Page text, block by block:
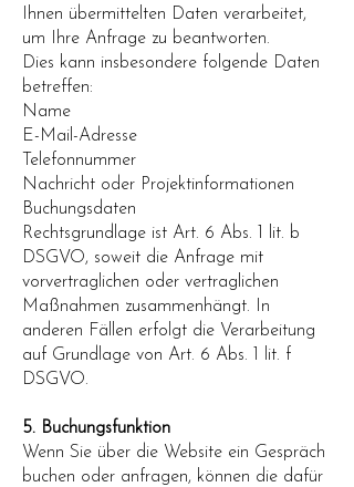
Ihnen übermittelten Daten verarbeitet,
um Ihre Anfrage zu beantworten.
Dies kann insbesondere folgende Daten
betreffen:
Name
E-Mail-Adresse
Telefonnummer
Nachricht oder Projektinformationen
Buchungsdaten
Rechtsgrundlage ist Art. 6 Abs. 1 lit. b
DSGVO, soweit die Anfrage mit
vorvertraglichen oder vertraglichen
Maßnahmen zusammenhängt. In
anderen Fällen erfolgt die Verarbeitung
auf Grundlage von Art. 6 Abs. 1 lit. f
DSGVO.
5. Buchungsfunktion
Wenn Sie über die Website ein Gespräch
buchen oder anfragen, können die dafür